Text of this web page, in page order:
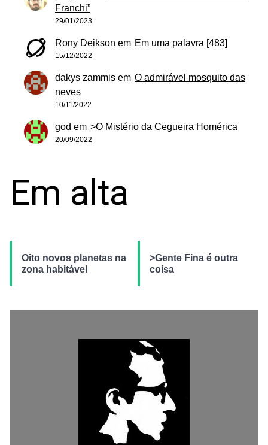
Franchi”
29/01/2023
Rony Deikson em Em uma palavra [483]
15/12/2022
dakys zammis em O admirável mosquito das
neves
10/11/2022
god em >O Mistério da Cegueira Homérica
20/09/2022
Em alta
Oito novos planetas na
zona habitável
>Gente Fina é outra
coisa